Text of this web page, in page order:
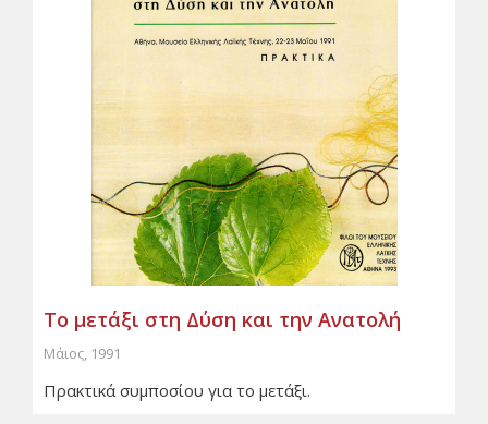
Το μετάξι στη Δύση και την Ανατολή
Μάιος, 1991
Πρακτικά συμποσίου για το μετάξι.